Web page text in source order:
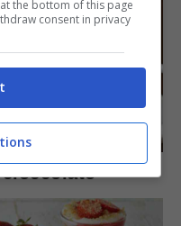
the bottom of this page
consent in privacy